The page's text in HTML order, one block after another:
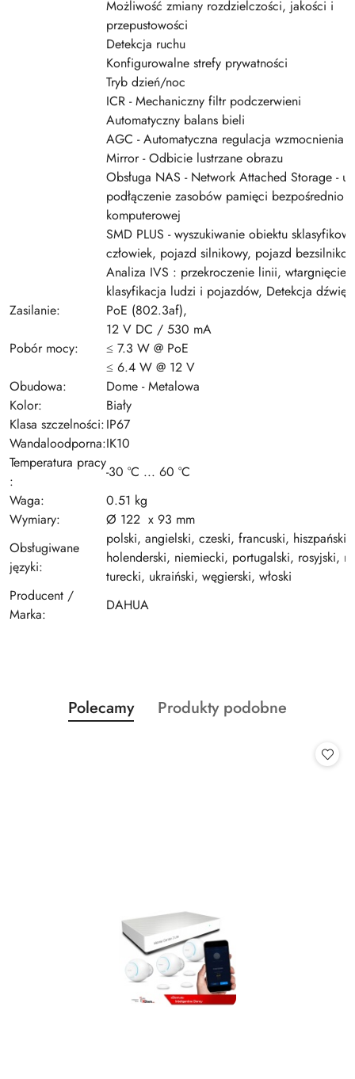
Możliwość zmiany rozdzielczości, jakości i
przepustowości
Detekcja ruchu
Konfigurowalne strefy prywatności
Tryb dzień/noc
ICR - Mechaniczny filtr podczerwieni
Automatyczny balans bieli
AGC - Automatyczna regulacja wzmocnienia
Mirror - Odbicie lustrzane obrazu
Obsługa NAS - Network Attached Storage -
podłączenie zasobów pamięci bezpośrednio
komputerowej
SMD PLUS - wyszukiwanie obiektu
człowiek, pojazd silnikowy, pojazd
Analiza IVS : przekroczenie linii, wtargnięcie -
klasyfikacja ludzi i pojazdów, Detekcja
Zasilanie:
PoE (802.3af),
12 V DC / 530 mA
Pobór mocy:
≤ 7.3 W @ PoE
≤ 6.4 W @ 12 V
Obudowa:
Dome - Metalowa
Kolor:
Biały
Klasa szczelności:IP67
Wandaloodporna:IK10
Temperatura pracy
:
-30 °C ... 60 °C
Waga:
0.51 kg
Wymiary:
Ø 122 x 93 mm
Obsługiwane
języki:
polski, angielski, czeski, francuski, hiszpański,
holenderski, niemiecki, portugalski, rosyjski,
turecki, ukraiński, węgierski, włoski
Producent /
Marka:
DAHUA
Pomiń karuzelę produktów
Produkty
o
Polecamy
Produkty
Produkty podobne